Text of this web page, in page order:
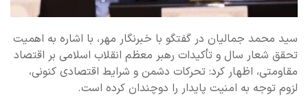
سید محمد جمالیان در گفتگو با خبرنگار مهر، با اشاره به اهمیت
تحقق شعار سال و تأکیدات رهبر معظم انقلاب اسلامی بر اقتصاد
مقاومتی، اظهار کرد: تحرکات دشمن و شرایط اقتصادی کنونی،
لزوم توجه به امنیت پایدار را دوچندان کرده است.